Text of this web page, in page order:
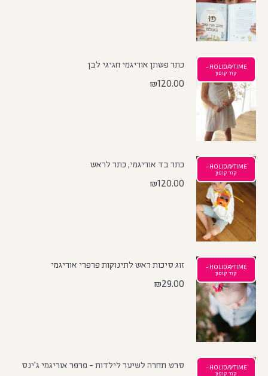
HOLIDAYTIME -
קוד קופון
כתר פשתן אוריגמי חגיגי לבן
₪120.00
HOLIDAYTIME -
קוד קופון
כתר בד אוריגמי, כתר לראש
₪120.00
HOLIDAYTIME -
קוד קופון
זוג סיכות ראש לתינוקות פרפרי אוריגמי
₪29.00
HOLIDAYTIME -
קוד קופון
סרט תחרה לשיער לילדות - פרפר אוריגמי ג'ינס